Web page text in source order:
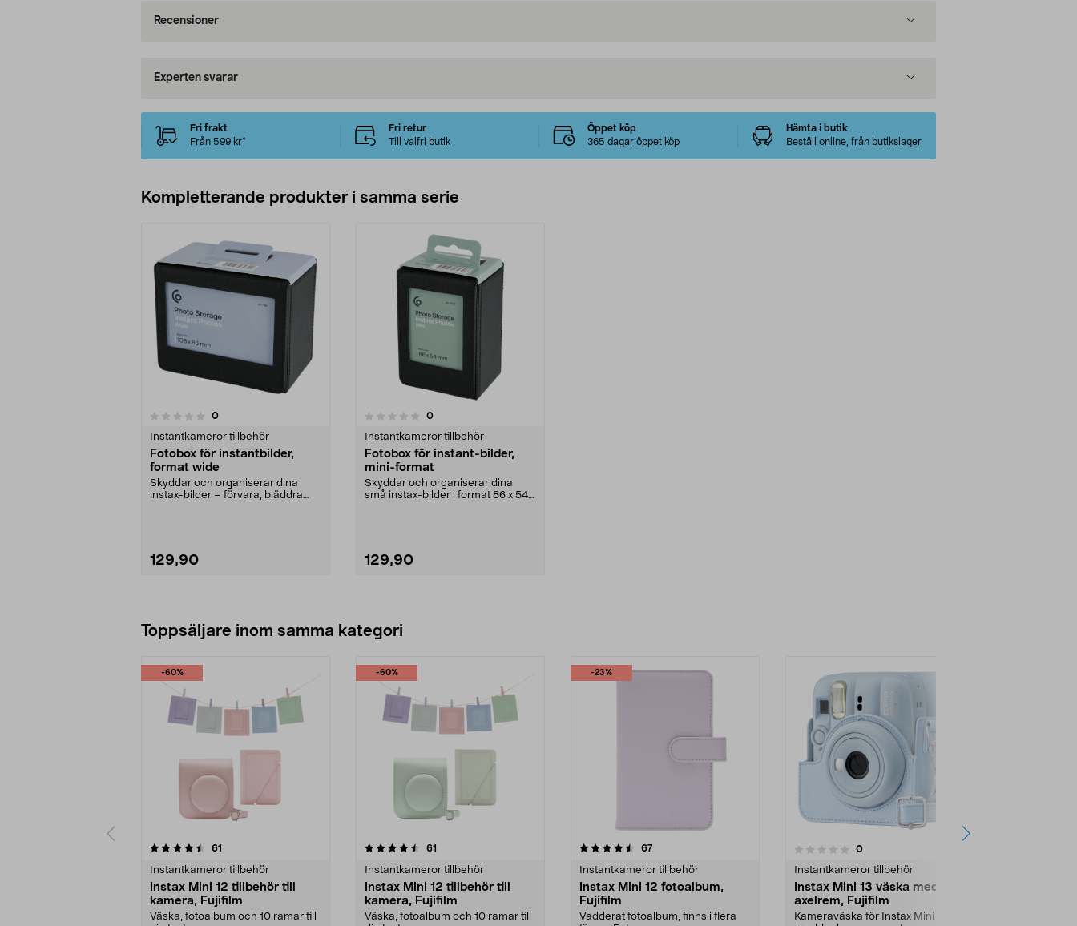
Recensioner
Experten svarar
Fri frakt
Från 599 kr*
Fri retur
Till valfri butik
Öppet köp
365 dagar öppet köp
Hämta i butik
Beställ online, från butikslager
Kompletterande produkter i samma serie
0recensioner
Instantkameror tillbehör
Fotobox för instantbilder,
format wide
Skyddar och organiserar dina
instax-bilder – förvara, bläddra
129,90
0.0 av 5 stjärnor 0recensioner
Instantkameror tillbehör
Fotobox för instant-bilder,
mini-format
Skyddar och organiserar dina
små instax-bilder i format 86 x 54
129,90
Toppsäljare inom samma kategori
-60%
61
Instantkameror tillbehör
Instax Mini 12 tillbehör till
kamera, Fujifilm
Väska, fotoalbum och 10 ramar till
-60%
4.5 av 5 stjärnor 61
Instantkameror tillbehör
Instax Mini 12 tillbehör till
kamera, Fujifilm
Väska, fotoalbum och 10 ramar till
-23%
4.5 av 5 stjärnor 67recensioner
Instantkameror tillbehör
Instax Mini 12 fotoalbum,
Fujifilm
Vadderat fotoalbum, finns i flera
0.0 av 5 stjärnor 0recensioner
Instantkameror tillbehör
Instax Mini 13 väska med
axelrem, Fujifilm
Kameraväska för Instax Mini 13 –
4.5 av 5 stjärnor